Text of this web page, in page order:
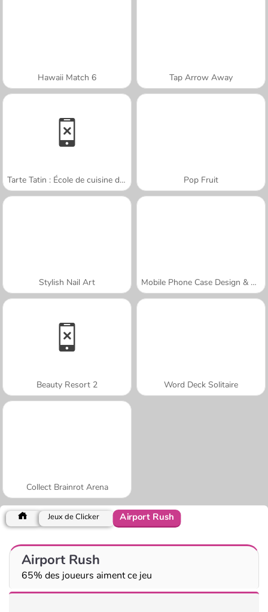
Hawaii Match 6 Tap Arrow Away
Tarte Tatin : École de cuisine de Sara Pop Fruit
Stylish Nail Art Mobile Phone Case Design & DIY
Beauty Resort 2 Word Deck Solitaire
Collect Brainrot Arena
Jeux de Clicker Airport Rush
Airport Rush
65% des joueurs aiment ce jeu